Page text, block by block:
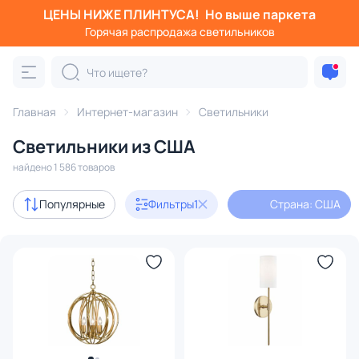
ЦЕНЫ НИЖЕ ПЛИНТУСА! Но выше паркета
Горячая распродажа светильников
Главная Интернет-магазин Светильники
Светильники из США
найдено 1 586 товаров
Популярные Фильтры1 Страна: США
Фильтры
Категория:
Люстры Подвесные светильники
с 3D-моделями